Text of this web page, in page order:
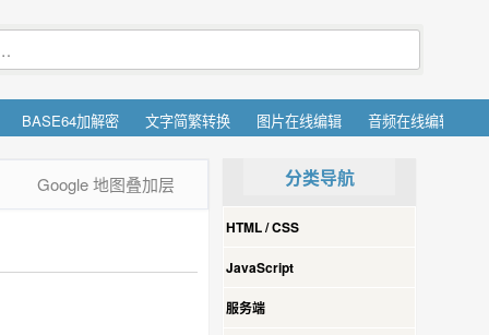
BASE64加解密 文字简繁转换 图片在线编辑 音频在线编辑
Google 地图叠加层 分类导航
HTML / CSS
JavaScript
服务端